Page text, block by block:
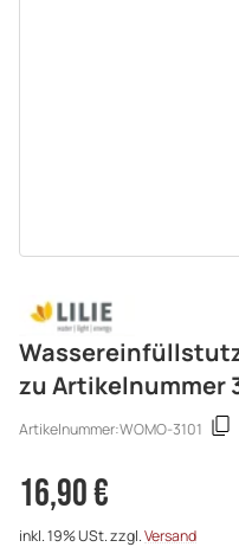
zu Artikelnummer
Artikelnummer:WOMO-3101
16,90 €
inkl. 19% USt. zzgl.Versand